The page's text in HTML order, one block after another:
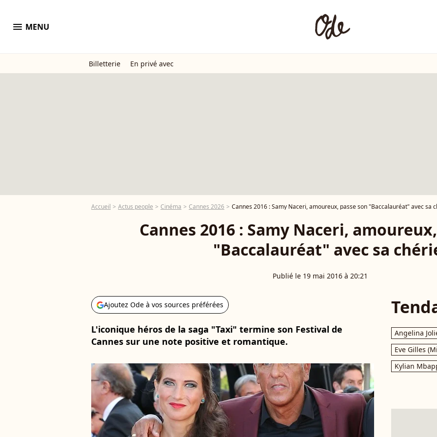
menu MENU
Billetterie En privé avec
Accueil Actus people Cinéma Cannes 2026 Cannes 2016 : Samy Naceri, amoureux, passe son "Baccalauréat" avec sa
Cannes 2016 : Samy Naceri,
"Baccalauréat" avec sa
Publié le 19 mai 2016 à 20:21
Ajoutez Ode à vos sources préférées
L'iconique héros de la saga "Taxi" termine son Festival de
Cannes sur une note positive et romantique.
Angelina
Eve Gilles
Kylian